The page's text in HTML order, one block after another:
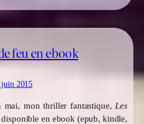
feu en ebook
juin 2015
mon thriller fantastique, Les
disponible en ebook (epub, kindle,